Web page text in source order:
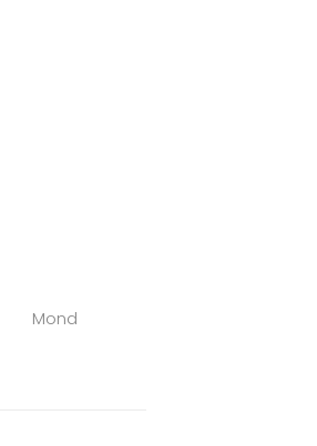
Mond